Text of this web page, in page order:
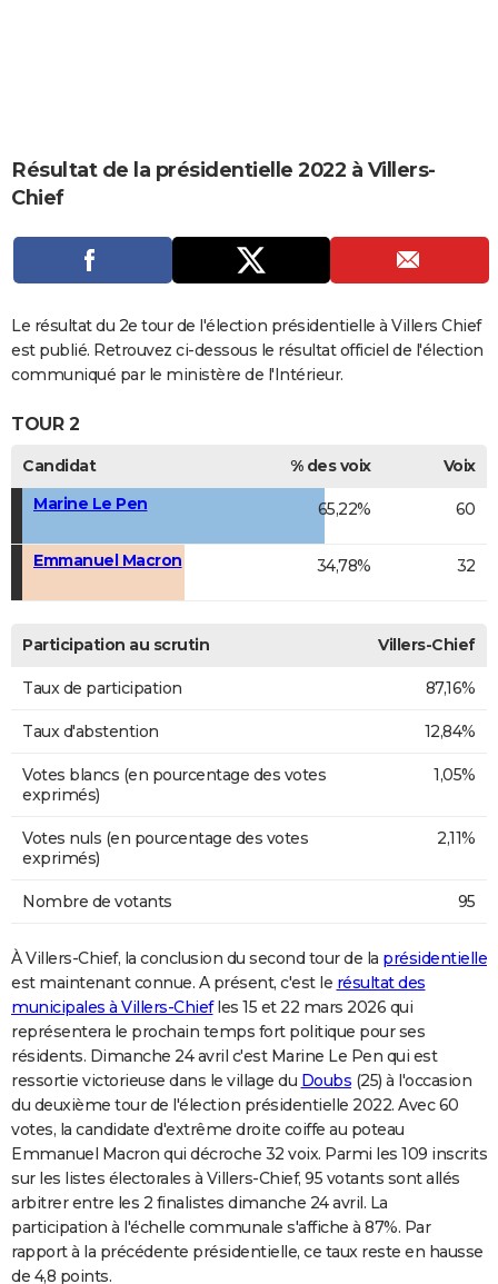
CARTE DE VOEUX
Carte de Noël
Carte Bonne année
Carte Saint-Valentin
Carte Pâques
Carte d'anniversaire
DICTIONNAIRE
Dictionnaire
Biographies
Expressions
Proverbes
PROGRAMME TV
S'inscrire
Se connecter
Lycées
Collèges
Primaires
Universités
Entreprises
Service militaire
Avis de recherche
AVIS DE DÉCÈS
Bricolage
Lifestyle
Culture
Sport
Auto
Television
Voyage
Cinema
Résultat de la présidentielle 2022 à Villers-
Chief
Le résultat du 2e tour de l'élection présidentielle à Villers Chief
est publié. Retrouvez ci-dessous le résultat officiel de l'élection
communiqué par le ministère de l'Intérieur.
TOUR 2
Candidat % des voix
Voix
Marine Le Pen
65,22% 60
Emmanuel Macron 34,78% 32
Participation au scrutin Villers-Chief
Taux de participation 87,16%
Taux d'abstention 12,84%
Votes blancs (en pourcentage des votes
exprimés)
1,05%
Votes nuls (en pourcentage des votes
exprimés)
2,11%
Nombre de votants 95
À Villers-Chief, la conclusion du second tour de la présidentielle
est maintenant connue. A présent, c'est le résultat des
municipales à Villers-Chiefles 15 et 22 mars 2026 qui
représentera le prochain temps fort politique pour ses
résidents. Dimanche 24 avril c'est Marine Le Pen qui est
ressortie victorieuse dans le village du Doubs (25) à l'occasion
du deuxième tour de l'élection présidentielle 2022. Avec 60
votes, la candidate d'extrême droite coiffe au poteau
Emmanuel Macron qui décroche 32 voix. Parmi les 109 inscrits
sur les listes électorales à Villers-Chief, 95 votants sont allés
arbitrer entre les 2 finalistes dimanche 24 avril. La
participation à l'échelle communale s'affiche à 87%. Par
rapport à la précédente présidentielle, ce taux reste en hausse
de 4,8 points.